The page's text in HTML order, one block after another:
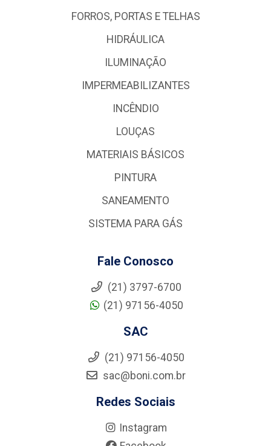
FORROS, PORTAS E TELHAS
HIDRÁULICA
ILUMINAÇÃO
IMPERMEABILIZANTES
INCÊNDIO
LOUÇAS
MATERIAIS BÁSICOS
PINTURA
SANEAMENTO
SISTEMA PARA GÁS
Fale Conosco
(21) 3797-6700
(21) 97156-4050
SAC
(21) 97156-4050
sac@boni.com.br
Redes Sociais
Instagram